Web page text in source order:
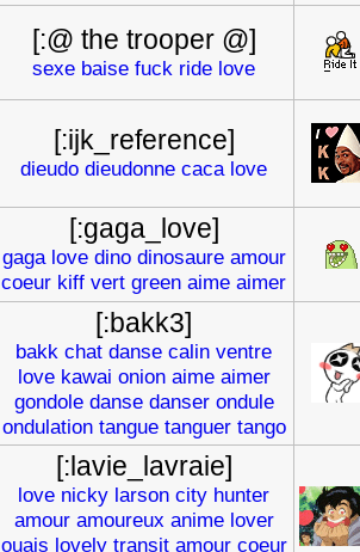
[:@ the trooper @]
sexe baise fuck ride love
[:ijk_reference]
dieudo dieudonne caca love
[:gaga_love]
gaga love dino dinosaure amour
coeur kiff vert green aime aimer
[:bakk3]
bakk chat danse calin ventre
love kawai onion aime aimer
gondole danse danser ondule
ondulation tangue tanguer tango
[:lavie_lavraie]
love nicky larson city hunter
amour amoureux anime lover
ouais lovely transit amour coeur